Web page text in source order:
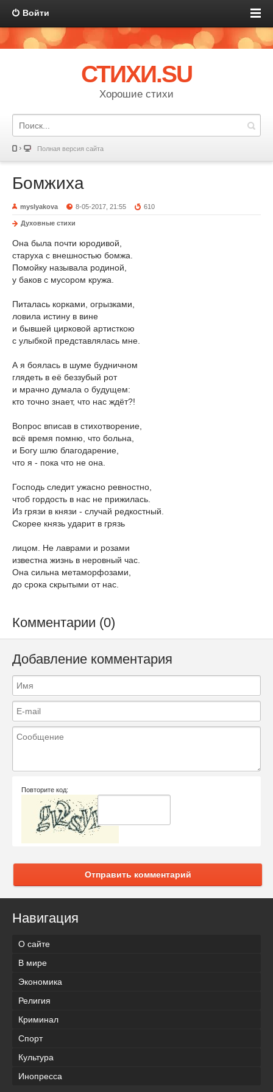
Войти
СТИХИ.SU
Хорошие стихи
Полная версия сайта
Бомжиха
myslyakova 8-05-2017, 21:55 610
Духовные стихи
Она была почти юродивой,
старуха с внешностью бомжа.
Помойку называла родиной,
у баков с мусором кружа.
Питалась корками, огрызками,
ловила истину в вине
и бывшей цирковой артисткою
с улыбкой представлялась мне.
А я боялась в шуме будничном
глядеть в её беззубый рот
и мрачно думала о будущем:
кто точно знает, что нас ждёт?!
Вопрос вписав в стихотворение,
всё время помню, что больна,
и Богу шлю благодарение,
что я - пока что не она.
Господь следит ужасно ревностно,
чтоб гордость в нас не прижилась.
Из грязи в князи - случай редкостный.
Скорее князь ударит в грязь
лицом. Не лаврами и розами
известна жизнь в неровный час.
Она сильна метаморфозами,
до срока скрытыми от нас.
Комментарии (0)
Добавление комментария
Повторите код:
Отправить комментарий
Навигация
О сайте
В мире
Экономика
Религия
Криминал
Спорт
Культура
Инопресса